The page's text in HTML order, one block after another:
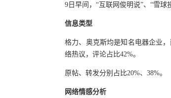
9日早间，“互联网俊明说”、“雪
信息类型
格力、奥克斯均是知名电器企业
络热议，评论占比42%。
原帖、转发分别占比20%、38%。
网络情感分析